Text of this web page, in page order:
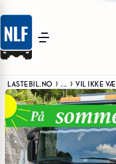
LASTEBIL.NO ... VIL IKKE